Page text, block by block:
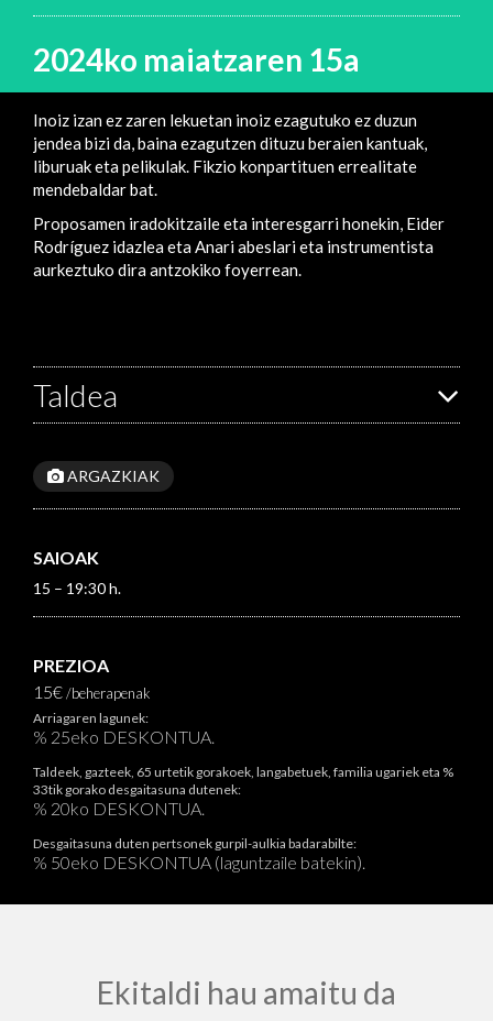
2024ko maiatzaren 15a
Inoiz izan ez zaren lekuetan inoiz ezagutuko ez duzun
jendea bizi da, baina ezagutzen dituzu beraien kantuak,
liburuak eta pelikulak. Fikzio konpartituen errealitate
mendebaldar bat.
Proposamen iradokitzaile eta interesgarri honekin, Eider
Rodríguez idazlea eta Anari abeslari eta instrumentista
aurkeztuko dira antzokiko foyerrean.
Taldea
ARGAZKIAK
SAIOAK
15 – 19:30 h.
PREZIOA
15€/beherapenak
Arriagaren lagunek:
% 25eko DESKONTUA.
Taldeek, gazteek, 65 urtetik gorakoek, langabetuek, familia ugariek eta %
33tik gorako desgaitasuna dutenek:
% 20ko DESKONTUA.
Desgaitasuna duten pertsonek gurpil-aulkia badarabilte:
% 50eko DESKONTUA (laguntzaile batekin).
Ekitaldi hau amaitu da